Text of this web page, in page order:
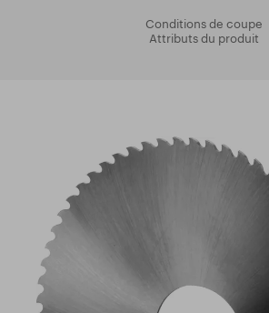
Conditions de coupe
Attributs du produit